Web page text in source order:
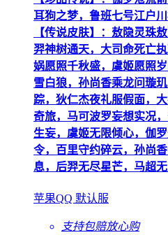
耳狗之梦，鲁班七号江户
【传说皮肤】：敖隐灵珠
羿神树通天，大司命死亡
娲愿照千秋盛，虞姬愿照
雪白狼，孙尚香乘龙问璇
踪，狄仁杰夜礼服假面，
奇旅，马可波罗妄想实况
生妄，虞姬无限倾心，伽
令，百里守约碎云，孙尚
息，后羿无尽星芒，马超
苹果QQ 默认服
支持包赔放心购